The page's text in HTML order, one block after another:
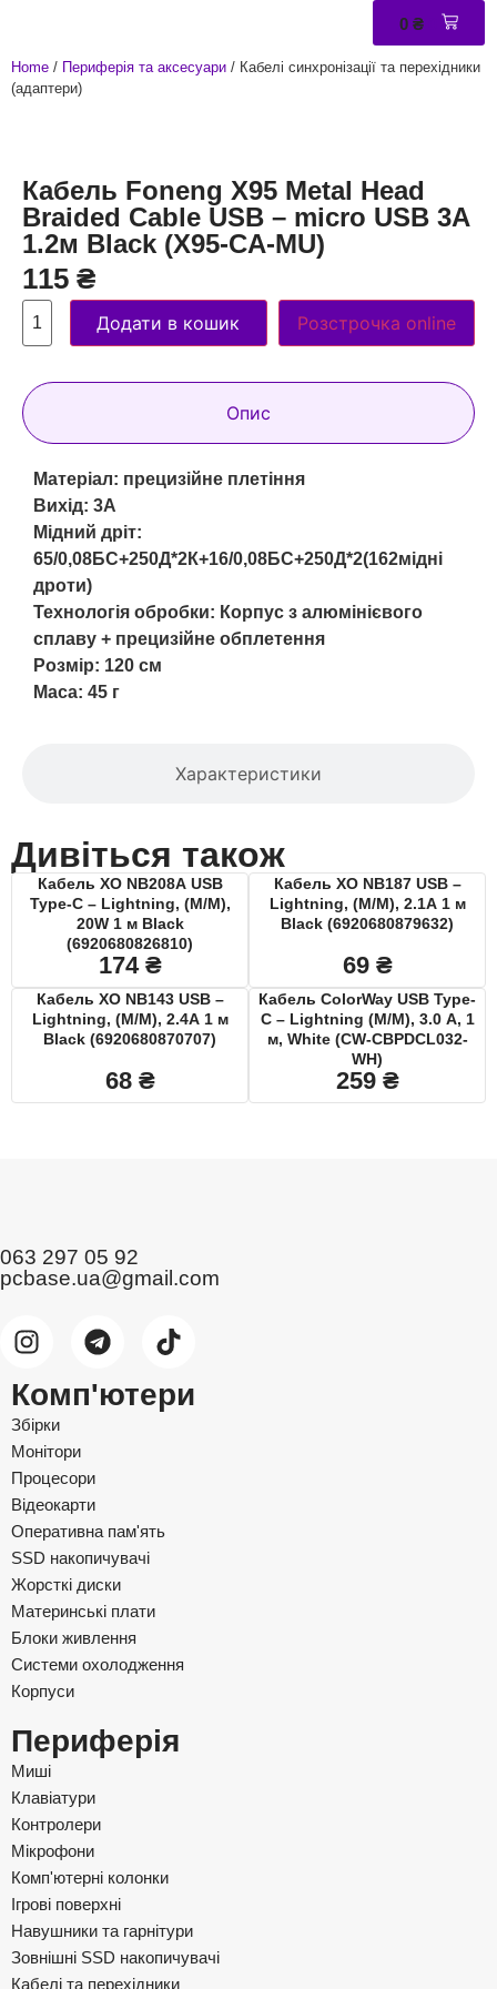
0 ₴
Home / Периферія та аксесуари / Кабелі синхронізації та перехідники
(адаптери)
Кабель Foneng X95 Metal Head
Braided Cable USB – micro USB 3A
1.2м Black (X95-CA-MU)
115 ₴
Додати в кошик Розстрочка online
Опис
Характеристики
Матеріал: прецизійне плетіння
Вихід: 3A
Мідний дріт:
65/0,08БС+250Д*2К+16/0,08БС+250Д*2(162мідні
дроти)
Технологія обробки: Корпус з алюмінієвого
сплаву + прецизійне обплетення
Розмір: 120 см
Маса: 45 г
Дивіться також
Кабель XO NB208A USB
Type-C – Lightning, (M/M),
20W 1 м Black
(6920680826810)
174 ₴
Кабель XO NB187 USB –
Lightning, (M/M), 2.1A 1 м
Black (6920680879632)
69 ₴
Кабель XO NB143 USB –
Lightning, (M/M), 2.4A 1 м
Black (6920680870707)
68 ₴
Кабель ColorWay USB Type-
C – Lightning (M/M), 3.0 А, 1
м, White (CW-CBPDCL032-
WH)
259 ₴
063 297 05 92
pcbase.ua@gmail.com
Комп'ютери
Збірки
Монітори
Процесори
Відеокарти
Оперативна пам'ять
SSD накопичувачі
Жорсткі диски
Материнські плати
Блоки живлення
Системи охолодження
Корпуси
Периферія
Миші
Клавіатури
Контролери
Мікрофони
Комп'ютерні колонки
Ігрові поверхні
Навушники та гарнітури
Зовнішні SSD накопичувачі
Кабелі та перехідники